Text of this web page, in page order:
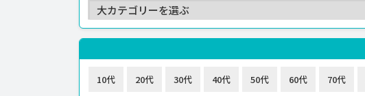
10代 20代 30代 40代 50代 60代 70代